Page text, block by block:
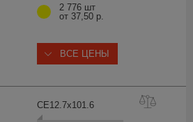
2 776 шт
от 37,50 р.
ВСЕ ЦЕНЫ
CE12.7x101.6